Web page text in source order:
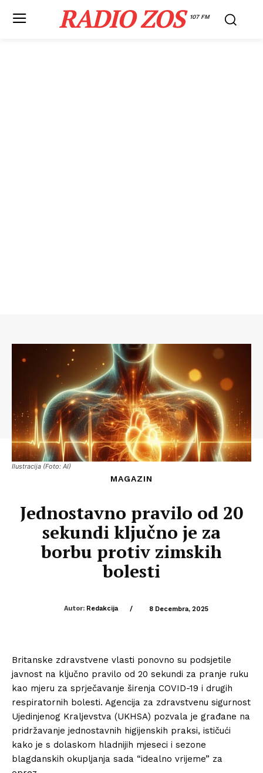
RADIO ZOS 107 FM
Ilustracija (Foto: AI)
MAGAZIN
Jednostavno pravilo od 20
sekundi ključno je za
borbu protiv zimskih
bolesti
Autor: Redakcija / 8 Decembra, 2025
Britanske zdravstvene vlasti ponovno su podsjetile
javnost na ključno pravilo od 20 sekundi za pranje ruku
kao mjeru za sprječavanje širenja COVID-19 i drugih
respiratornih bolesti. Agencija za zdravstvenu sigurnost
Ujedinjenog Kraljevstva (UKHSA) pozvala je građane na
pridržavanje jednostavnih higijenskih praksi, ističući
kako je s dolaskom hladnijih mjeseci i sezone
blagdanskih okupljanja sada “idealno vrijeme” za